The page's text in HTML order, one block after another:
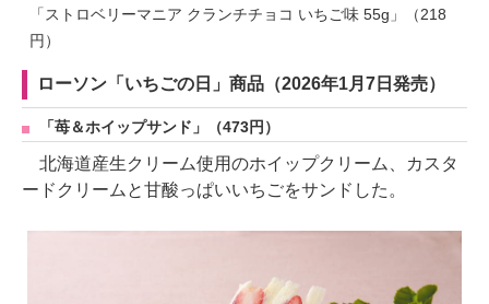
「ストロベリーマニア クランチチョコ いちご味 55g」（218
円）
ローソン「いちごの日」商品（2026年1月7日発売）
「苺＆ホイップサンド」（473円）
北海道産生クリーム使用のホイップクリーム、カスタ
ードクリームと甘酸っぱいいちごをサンドした。